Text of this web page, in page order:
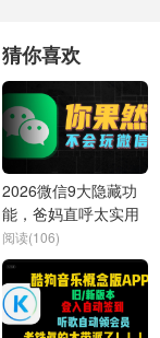
猜你喜欢
2026微信9大隐藏功
能，爸妈直呼太实用
阅读(106)